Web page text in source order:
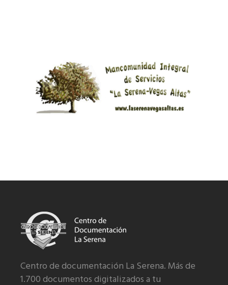
Centro de documentación La Serena. Más de
1.700 documentos digitalizados a tu